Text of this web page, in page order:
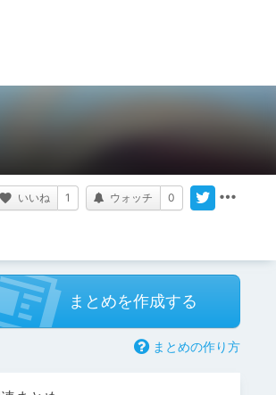
いいね 1 ウォッチ 0
まとめを作成する
まとめの作り方